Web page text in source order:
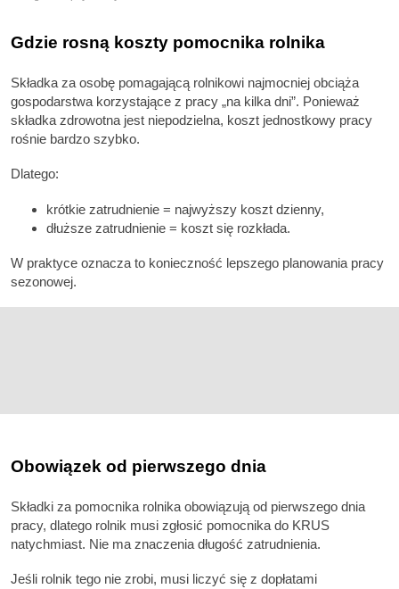
Gdzie rosną koszty pomocnika rolnika
Składka za osobę pomagającą rolnikowi najmocniej obciąża
gospodarstwa korzystające z pracy „na kilka dni”. Ponieważ
składka zdrowotna jest niepodzielna, koszt jednostkowy pracy
rośnie bardzo szybko.
Dlatego:
krótkie zatrudnienie = najwyższy koszt dzienny,
dłuższe zatrudnienie = koszt się rozkłada.
W praktyce oznacza to konieczność lepszego planowania pracy
sezonowej.
Obowiązek od pierwszego dnia
Składki za pomocnika rolnika obowiązują od pierwszego dnia
pracy, dlatego rolnik musi zgłosić pomocnika do KRUS
natychmiast. Nie ma znaczenia długość zatrudnienia.
Jeśli rolnik tego nie zrobi, musi liczyć się z dopłatami